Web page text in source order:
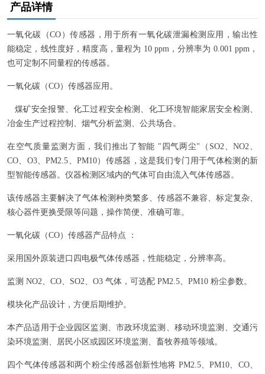
产品详情
一氧化碳（CO）传感器，用于所有一氧化碳泄漏检测应用，输出性
能稳定，线性度好，精度高，量程为 10 ppm，分辨率为 0.001 ppm，
也可定制不同量程的传感器。
一氧化碳（CO）传感器应用。
煤矿安全报警、化工过程安全检测、化工环境智能家居安全检测、
冶金生产过程控制、烟气分析监测、公共场合。
在空气质量监测方面，我们推出了智能 "四气两尘"（SO2、NO2、
CO、O3、PM2.5、PM10）传感器，这是我们专门用于气体检测的新
型智能传感器。仪器检测区域内的气体可自由流入气体传感器。
该传感器主要解决了气体检测种类繁多、传感器不兼容、标定复杂、
核心器件更换受限等问题，操作简便、准确可靠。
一氧化碳（CO）传感器产品特点 ：
采用国外原装进口四电极气体传感器，性能稳定，分辨率高。
监测 NO2、CO、SO2、O3 气体，可选配 PM2.5、PM10 粉尘参数。
模块化产品设计，方便后期维护。
本产品适用于企业园区监测、市政环境监测、移动环境监测、交通污
染环境监测、居民小区或园区环境监测、畜牧养殖等领域。
四个气体传感器和两个粉尘传感器创新性地将 PM2.5、PM10、CO、